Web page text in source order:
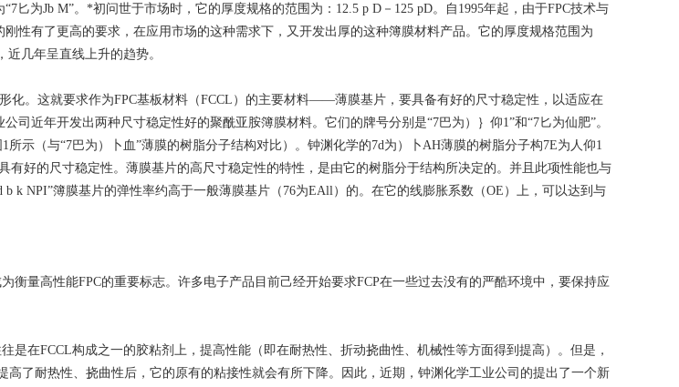
匕为Jb M”。*初问世于市场时，它的厚度规格的范围为：12.5 p D－125 pD。自1995年起，由于FPC技术与
性有了更高的要求，在应用市场的这种需求下，又开发出厚的这种簿膜材料产品。它的厚度规格范围为
几年呈直线上升的趋势。
。这就要求作为FPC基板材料（FCCL）的主要材料——薄膜基片，要具备有好的尺寸稳定性，以适应在
司近年开发出两种尺寸稳定性好的聚酰亚胺簿膜材料。它们的牌号分别是“7巴为）｝仰1”和“7匕为仙肥”。
所示（与“7巴为）卜血”薄膜的树脂分子结构对比）。钟渊化学的7d为）卜AH薄膜的树脂分子构7E为人仰1
有好的尺寸稳定性。薄膜基片的高尺寸稳定性的特性，是由它的树脂分于结构所决定的。并且此项性能也与
k NPI”簿膜基片的弹性率约高于一般薄膜基片（76为EAll）的。在它的线膨胀系数（OE）上，可以达到与
量高性能FPC的重要标志。许多电子产品目前己经开始要求FCP在一些过去没有的严酷环境中，要保持应
在FCCL构成之一的胶粘剂上，提高性能（即在耐热性、折动挠曲性、机械性等方面得到提高）。但是，
高了耐热性、挠曲性后，它的原有的粘接性就会有所下降。因此，近期，钟渊化学工业公司的提出了一个新